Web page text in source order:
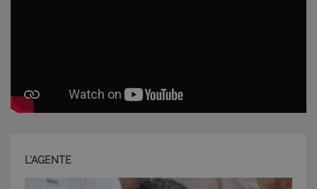
L'AGENTE
CookieScriptConsent
CookieScript
6 mesi 5